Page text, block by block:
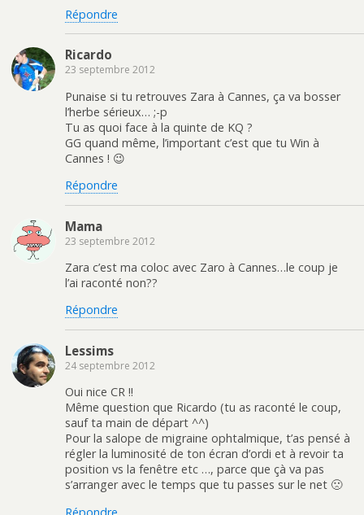
Répondre
Ricardo
23 septembre 2012
Punaise si tu retrouves Zara à Cannes, ça va bosser
l’herbe sérieux… ;-p
Tu as quoi face à la quinte de KQ ?
GG quand même, l’important c’est que tu Win à
Cannes ! 😉
Répondre
Mama
23 septembre 2012
Zara c’est ma coloc avec Zaro à Cannes…le coup je
l’ai raconté non??
Répondre
Lessims
24 septembre 2012
Oui nice CR !!
Même question que Ricardo (tu as raconté le coup,
sauf ta main de départ ^^)
Pour la salope de migraine ophtalmique, t’as pensé à
régler la luminosité de ton écran d’ordi et à revoir ta
position vs la fenêtre etc …, parce que çà va pas
s’arranger avec le temps que tu passes sur le net 🙁
Répondre